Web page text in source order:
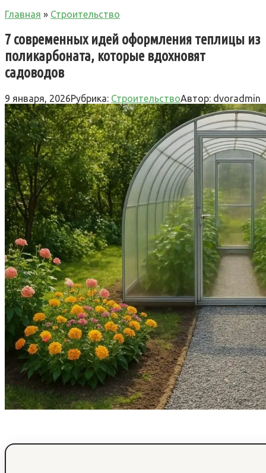
Главная » Строительство
7 современных идей оформления теплицы из
поликарбоната, которые вдохновят
садоводов
9 января, 2026Рубрика: СтроительствоАвтор: dvoradmin